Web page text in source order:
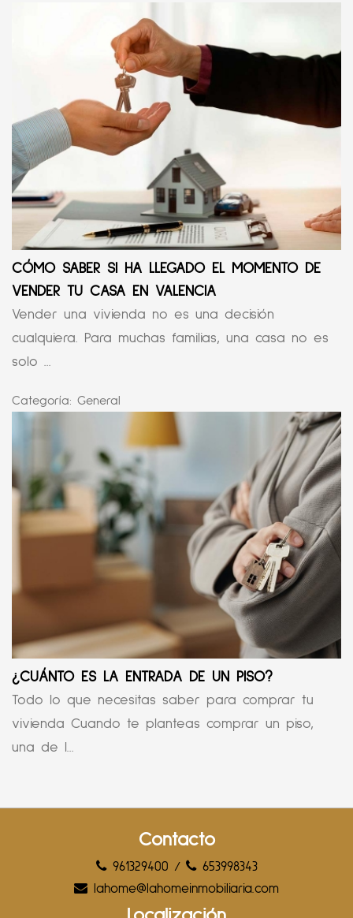
CÓMO SABER SI HA LLEGADO EL MOMENTO DE
VENDER TU CASA EN VALENCIA
Vender una vivienda no es una decisión
cualquiera. Para muchas familias, una casa no es
solo ...
Categoría: General
¿CUÁNTO ES LA ENTRADA DE UN PISO?
Todo lo que necesitas saber para comprar tu
vivienda Cuando te planteas comprar un piso,
una de l...
Contacto
961329400 /
653998343
lahome@lahomeinmobiliaria.com